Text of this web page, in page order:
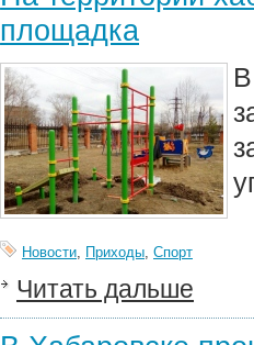
площадка
Новости, Приходы, Спорт
Читать дальше